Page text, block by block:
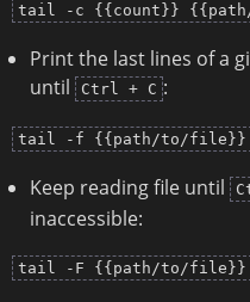
tail -c {{count}}
Print the last lines of a
until
Ctrl + C :
tail -f {{path/to/file}}
Keep reading file until
inaccessible:
tail -F {{path/to/file}}